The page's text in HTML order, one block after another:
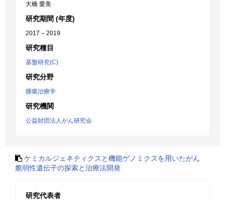
大橋 愛美
研究期間 (年度)
2017 – 2019
研究種目
基盤研究(C)
研究分野
腫瘍治療学
研究機関
公益財団法人がん研究会
ケミカルジェネティクスと機能ゲノミクスを用いたがん
脆弱性遺伝子の探索と治療法開発
研究代表者